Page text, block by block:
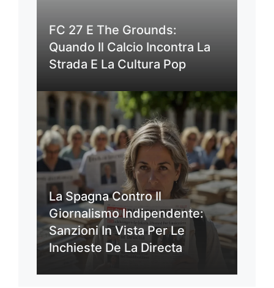
FC 27 E The Grounds:
Quando Il Calcio Incontra La
Strada E La Cultura Pop
La Spagna Contro Il
Giornalismo Indipendente:
Sanzioni In Vista Per Le
Inchieste De La Directa